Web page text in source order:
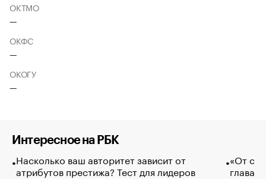
ОКТМО
—
ОКФС
—
ОКОГУ
—
Интересное на РБК
Насколько ваш авторитет зависит от
атрибутов престижа? Тест для лидеров
«От
глава